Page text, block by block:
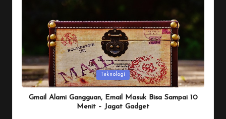
Posted
in
Teknologi
Gmail Alami Gangguan, Email Masuk Bisa Sampai 10
Menit – Jagat Gadget